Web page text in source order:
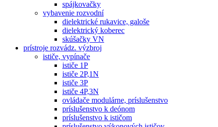
spájkovačky
vybavenie rozvodní
dielektrické rukavice, galoše
dielektrický koberec
skúšačky VN
prístroje rozvádz. výzbroj
ističe, vypínače
ističe 1P
ističe 2P,1N
ističe 3P
ističe 4P,3N
ovládače modulárne, príslušenstvo
príslušenstvo k deónom
príslušenstvo k ističom